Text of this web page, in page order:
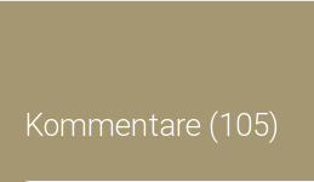
Kommentare (105)